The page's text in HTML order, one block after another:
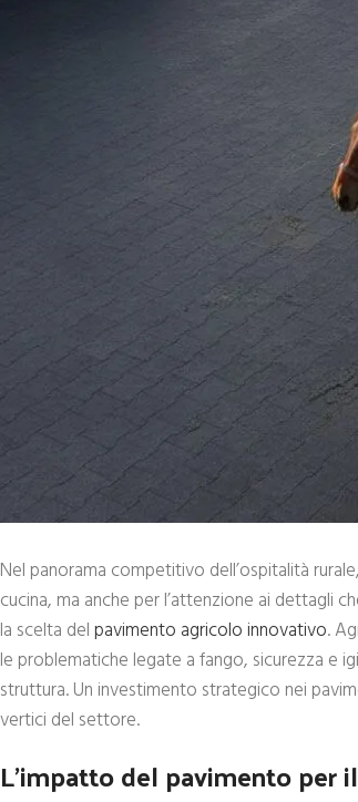
Nel panorama competitivo dell’ospitalità
cucina, ma anche per l’attenzione ai dettagli
la scelta delpavimento agricolo innovativo.
le problematiche legate a fango, sicurezza e
struttura. Un investimento strategico nei
vertici del settore.
L’impatto del pavimento